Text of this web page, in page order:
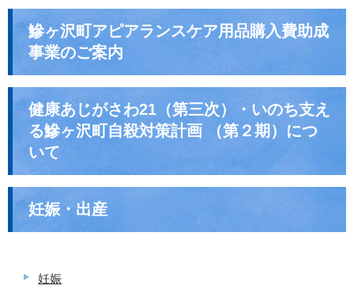
鰺ヶ沢町アピアランスケア用品購入費助成
事業のご案内
健康あじがさわ21（第三次）・いのち支え
る鰺ヶ沢町自殺対策計画 （第２期）につ
いて
妊娠・出産
妊娠